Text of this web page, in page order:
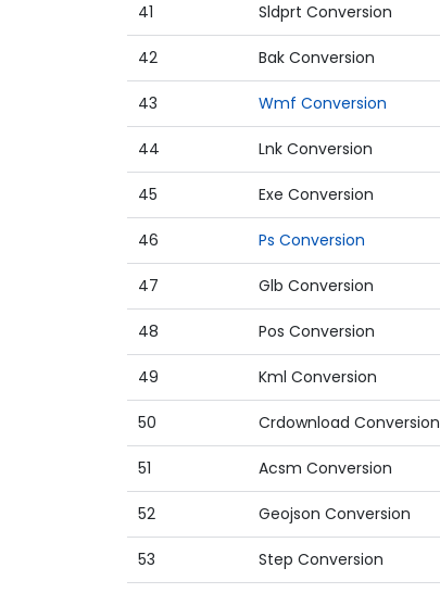
41 Sldprt Conversion
42 Bak Conversion
43 Wmf Conversion
44 Lnk Conversion
45 Exe Conversion
46 Ps Conversion
47 Glb Conversion
48 Pos Conversion
49 Kml Conversion
50 Crdownload Conversion
51 Acsm Conversion
52 Geojson Conversion
53 Step Conversion